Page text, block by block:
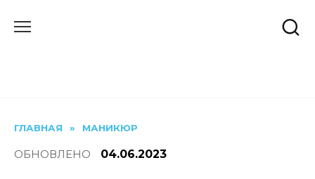
ГЛАВНАЯ » МАНИКЮР
ОБНОВЛЕНО 04.06.2023